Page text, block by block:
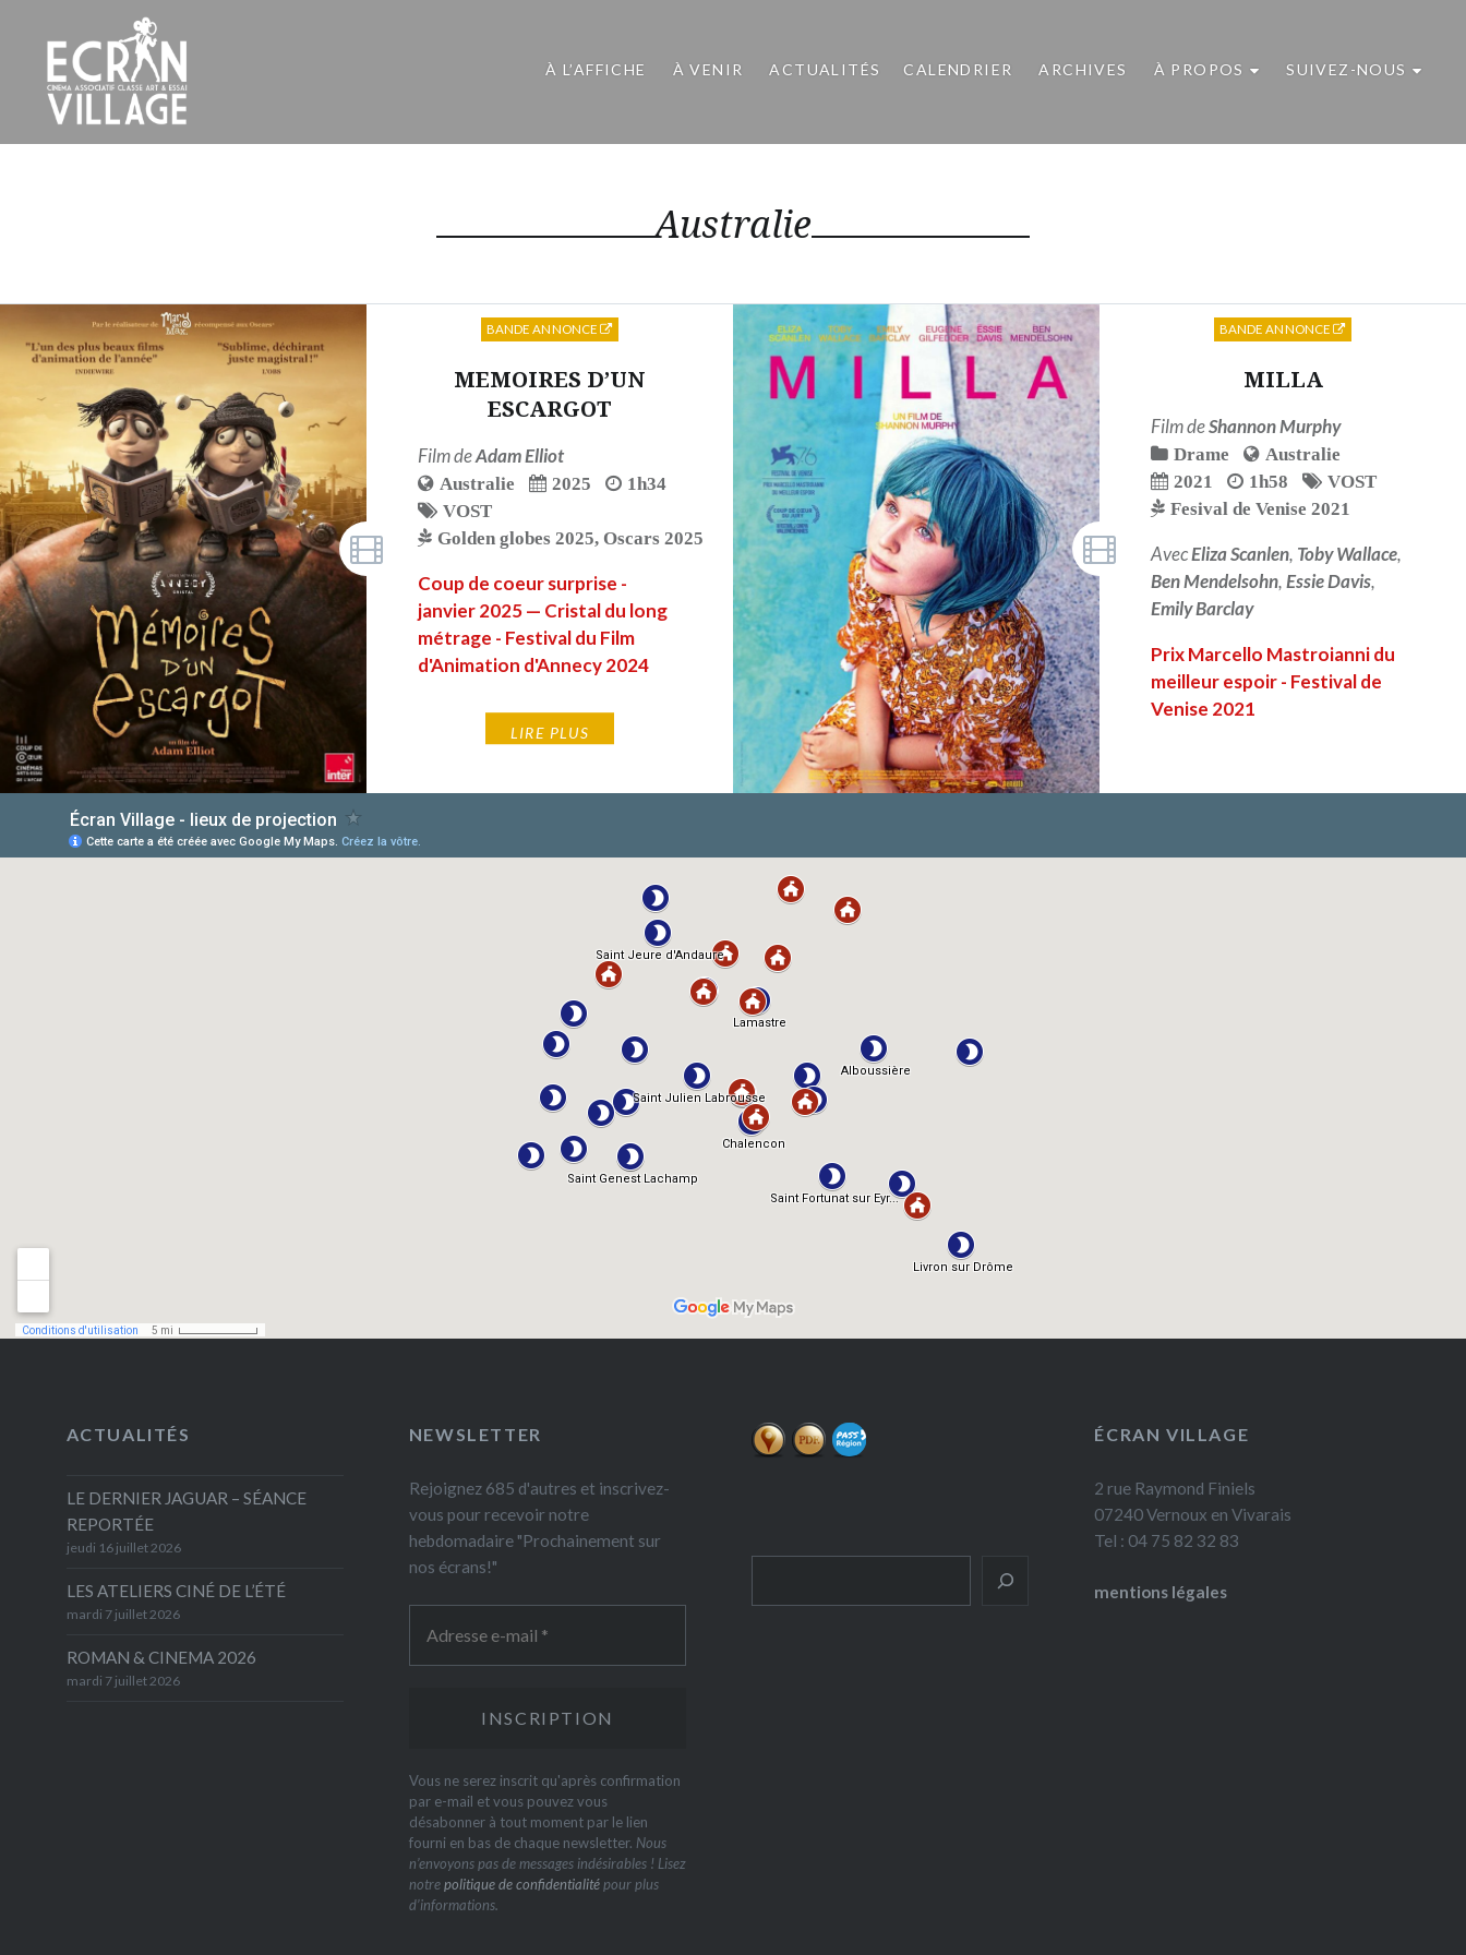
contenu
principal
ÉCRAN VILLAGE
À L’AFFICHE À VENIR ACTUALITÉS CALENDRIER ARCHIVES À PROPOS SUIVEZ-NOUS
Australie
MEMOIRES D’UN
ESCARGOT
Film deAdam Elliot
Australie 2025
1h34
VOST
Golden globes 2025, Oscars 2025
Coup de coeur surprise -
janvier 2025 — Cristal du long
métrage - Festival du Film
d'Animation d'Annecy 2024
LIRE PLUS
BANDE ANNONCE
MILLA
Film deShannon Murphy
Drame
Australie
2021
1h58
VOST
Fesival de Venise 2021
AvecEliza Scanlen, Toby Wallace,
Ben Mendelsohn,Essie Davis,
Emily Barclay
Prix Marcello Mastroianni du
meilleur espoir - Festival de
Venise 2021
BANDE ANNONCE
ACTUALITÉS
LE DERNIER JAGUAR – SÉANCE
REPORTÉE
jeudi 16 juillet 2026
LES ATELIERS CINÉ DE L’ÉTÉ
mardi 7 juillet 2026
ROMAN & CINEMA 2026
mardi 7 juillet 2026
NEWSLETTER
Rejoignez 685 d'autres et inscrivez-
vous pour recevoir notre
hebdomadaire "Prochainement sur
nos écrans!"
Vous ne serez inscrit qu'après confirmation
par e-mail et vous pouvez vous
désabonner à tout moment par le lien
fourni en bas de chaque newsletter. Nous
n’envoyons pas de messages indésirables ! Lisez
notrepolitique de confidentialitépour plus
d’informations.
ÉCRAN VILLAGE
2 rue Raymond Finiels
07240 Vernoux en Vivarais
Tel : 04 75 82 32 83
mentions légales